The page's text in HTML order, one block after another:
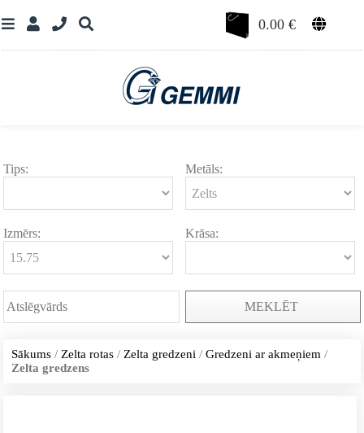
0.00€
Tips: Metāls:
Izmērs: Krāsa:
MEKLĒT
Sākums / Zelta rotas / Zelta gredzeni /Gredzeni ar akmeņiem /
Zelta gredzens